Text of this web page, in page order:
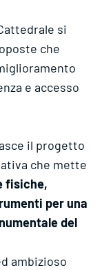
si
che
e accesso
il progetto
che mette
fisiche,
per una
del
ambizioso